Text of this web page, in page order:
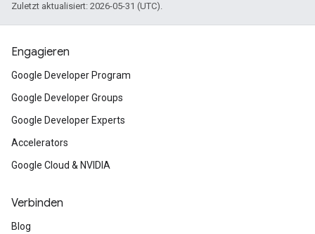
Zuletzt aktualisiert: 2026-05-31 (UTC).
Engagieren
Google Developer Program
Google Developer Groups
Google Developer Experts
Accelerators
Google Cloud & NVIDIA
Verbinden
Blog